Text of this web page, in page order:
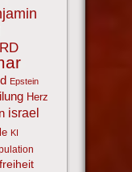
Epstein
Herz
israel
KI